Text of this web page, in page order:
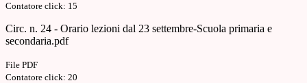
Contatore click: 15
Circ. n. 24 - Orario lezioni dal 23 settembre-Scuola primaria e
secondaria.pdf
File PDF
Contatore click: 20